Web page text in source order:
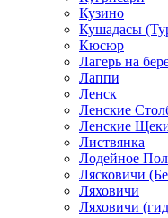
Кузино
Кушадасы
Кюсюр
Лагерь на
Лаппи
Ленск
Ленские
Ленские
Листвянка
Лодейное
Лясковичи
Ляховичи
Ляховичи